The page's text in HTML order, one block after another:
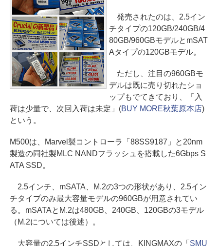
発売されたのは、2.5イン
チタイプの120GB/240GB/4
80GB/960GBモデルとmSAT
Aタイプの120GBモデル。
ただし、注目の960GBモ
デルは既に売り切れたショ
ップもでてきており、「入
荷は少量で、次回入荷は未定」(BUY MORE秋葉原本店)
という。
M500は、Marvel製コントローラ「88SS9187」と20nm
製造の同社製MLC NANDフラッシュを搭載した6Gbps S
ATA SSD。
2.5インチ、mSATA、M.2の3つの形状があり、2.5イン
チタイプのみ最大容量モデルの960GBが用意されてい
る。mSATAとM.2は480GB、240GB、120GBの3モデル
（M.2については後述）。
大容量の2.5インチSSDとしては、KINGMAXの「 SMU